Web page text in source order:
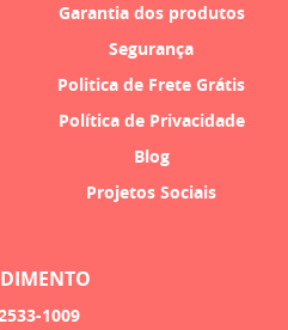
Garantia dos produtos
Segurança
Politica de Frete Grátis
Política de Privacidade
Blog
Projetos Sociais
1009